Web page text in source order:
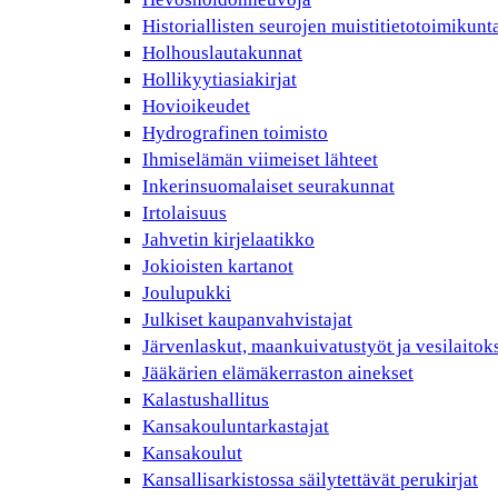
Historiallisten seurojen
Holhouslautakunnat
Hollikyytiasiakirjat
Hovioikeudet
Hydrografinen toimisto
Ihmiselämän viimeiset lähteet
Inkerinsuomalaiset seurakunnat
Irtolaisuus
Jahvetin kirjelaatikko
Jokioisten kartanot
Joulupukki
Julkiset kaupanvahvistajat
Järvenlaskut, maankuivatustyöt ja
Jääkärien elämäkerraston ainekset
Kalastushallitus
Kansakouluntarkastajat
Kansakoulut
Kansallisarkistossa säilytettävät perukirjat